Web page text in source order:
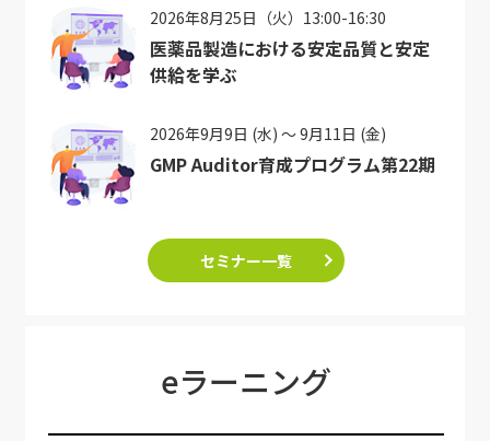
2026年8月25日（火）13:00-16:30
医薬品製造における安定品質と安定
供給を学ぶ
2026年9月9日 (水) ～ 9月11日 (金)
GMP Auditor育成プログラム第22期
セミナー一覧
eラーニング